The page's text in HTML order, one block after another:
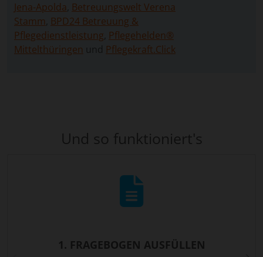
Jena-Apolda Betreuungswelt Verena
Stamm BPD24 Betreuung &
Pflegedienstleistung Pflegehelden®
Mittelthüringen und Pflegekraft.Click
Und so funktioniert's
1. FRAGEBOGEN AUSFÜLLEN